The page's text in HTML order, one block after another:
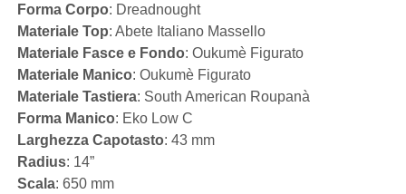
Forma Corpo: Dreadnought
Materiale Top: Abete Italiano Massello
Materiale Fasce e Fondo: Oukumè Figurato
Materiale Manico: Oukumè Figurato
Materiale Tastiera: South American Roupanà
Forma Manico: Eko Low C
Larghezza Capotasto: 43 mm
Radius: 14”
Scala: 650 mm